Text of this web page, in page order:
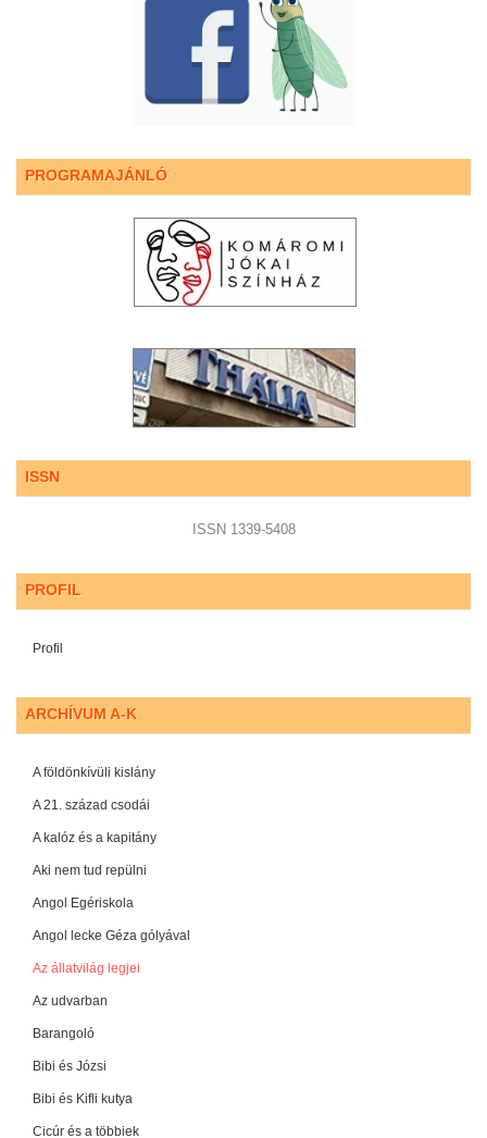
PROGRAMAJÁNLÓ
ISSN
ISSN 1339-5408
PROFIL
Profil
ARCHÍVUM A-K
A földönkívüli kislány
A 21. század csodái
A kalóz és a kapitány
Aki nem tud repülni
Angol Egériskola
Angol lecke Géza gólyával
Az állatvilág legjei
Az udvarban
Barangoló
Bibi és Józsi
Bibi és Kifli kutya
Cicúr és a többiek